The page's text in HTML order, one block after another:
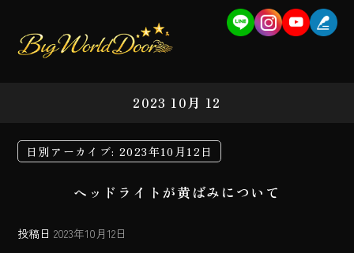
2023 10月 12
日別アーカイブ: 2023年10月12日
ヘッドライトが黄ばみについて
投稿日 2023年10月12日